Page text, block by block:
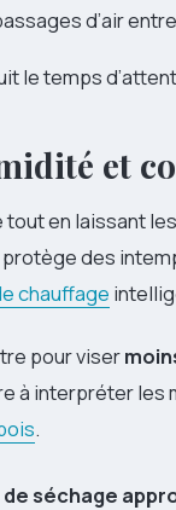
d’air
le temps
et
en laissant
des
chauffage
pour viser
à interpréter
.
de séchage